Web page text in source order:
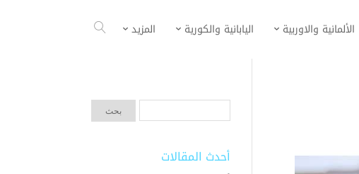
الألمانية والاوربية اليابانية والكورية المزيد
أحدث المقالات